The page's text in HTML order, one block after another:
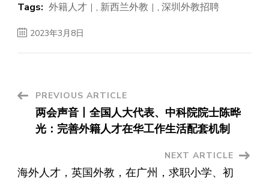
Tags: 外籍人才 , 新西兰外教 , 深圳外教招聘
2023年3月8日
Post
Navigation
PREVIOUS ARTICLE
两会声音丨全国人大代表、中科院院士陈晔
光：完善外籍人才在华工作生活配套机制
NEXT ARTICLE
海外人才，英国外教，在广州，求职小学、初